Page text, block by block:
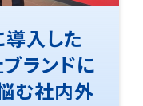
入した
ランドに
む社内外